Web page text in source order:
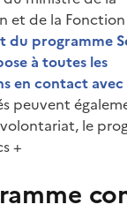
et de la
du programme
à toutes les
en contact avec
peuvent
le
+